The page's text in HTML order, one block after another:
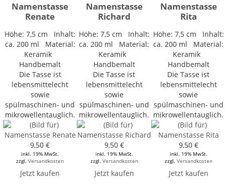
Namenstasse
Renate
Höhe: 7,5 cm Inhalt:
ca. 200 ml Material:
Keramik
Handbemalt
Die Tasse ist
lebensmittelecht
sowie
spülmaschinen- und
mikrowellentauglich.
9,50 €
inkl. 19% MwSt.
zzgl.Versandkosten
Jetzt kaufen
Namenstasse
Richard
Höhe: 7,5 cm Inhalt:
ca. 200 ml Material:
Keramik
Handbemalt
Die Tasse ist
lebensmittelecht
sowie
spülmaschinen- und
mikrowellentauglich.
9,50 €
inkl. 19% MwSt.
zzgl. Versandkosten
Jetzt kaufen
Namenstasse
Rita
Höhe: 7,5 cm Inhalt:
ca. 200 ml Material:
Keramik
Handbemalt
Die Tasse ist
lebensmittelecht
sowie
spülmaschinen- und
mikrowellentauglich.
9,50 €
inkl. 19% MwSt.
zzgl. Versandkosten
Jetzt kaufen